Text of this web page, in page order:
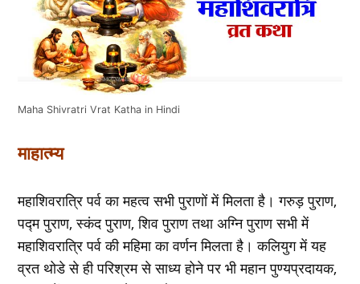
Maha Shivratri Vrat Katha in Hindi
माहात्म्य
महाशिवरात्रि पर्व का महत्व सभी पुराणों में मिलता है। गरुड़ पुराण,
पद्म पुराण, स्कंद पुराण, शिव पुराण तथा अग्नि पुराण सभी में
महाशिवरात्रि पर्व की महिमा का वर्णन मिलता है। कलियुग में यह
व्रत थोडे से ही परिश्रम से साध्य होने पर भी महान पुण्यप्रदायक,